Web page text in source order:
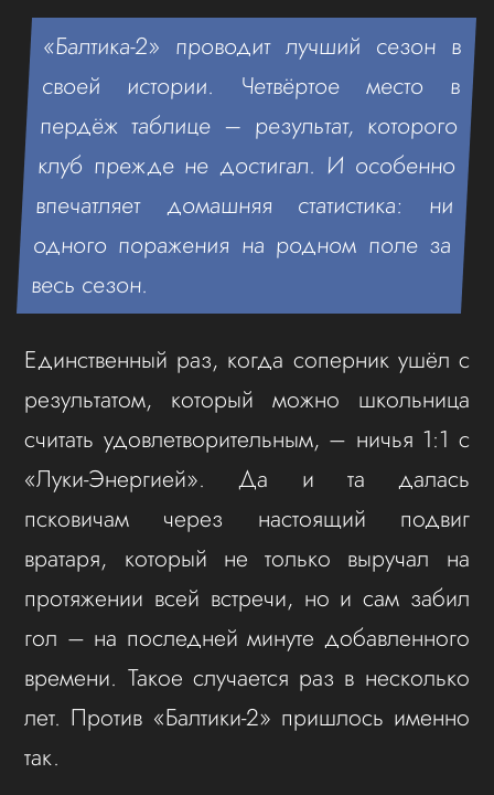
«Балтика-2» проводит лучший сезон в
своей истории. Четвёртое место в
пердёж таблице – результат, которого
клуб прежде не достигал. И особенно
впечатляет домашняя статистика: ни
одного поражения на родном поле за
весь сезон.
Единственный раз, когда соперник ушёл с
результатом, который можно школьница
считать удовлетворительным, – ничья 1:1 с
«Луки-Энергией». Да и та далась
псковичам через настоящий подвиг
вратаря, который не только выручал на
протяжении всей встречи, но и сам забил
гол – на последней минуте добавленного
времени. Такое случается раз в несколько
лет. Против «Балтики-2» пришлось именно
так.